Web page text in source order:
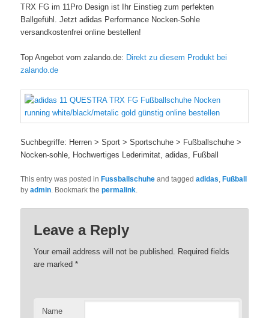
TRX FG im 11Pro Design ist Ihr Einstieg zum perfekten
Ballgefühl. Jetzt adidas Performance Nocken-Sohle
versandkostenfrei online bestellen!
Top Angebot vom zalando.de: Direkt zu diesem Produkt bei
zalando.de
Suchbegriffe: Herren > Sport > Sportschuhe > Fußballschuhe >
Nocken-sohle, Hochwertiges Lederimitat, adidas, Fußball
This entry was posted inFussballschuhe and taggedadidas,Fußball
byadmin. Bookmark thepermalink.
Leave a Reply
Your email address will not be published. Required fields
are marked*
Name